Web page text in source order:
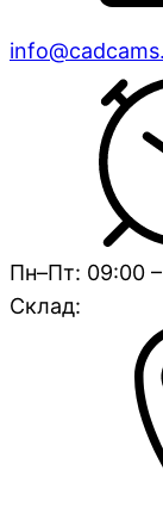
Пн–Пт: 09:00
Склад: